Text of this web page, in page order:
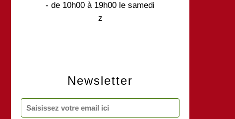
Newsletter
- de 10h00 à 19h00 le samedi
z